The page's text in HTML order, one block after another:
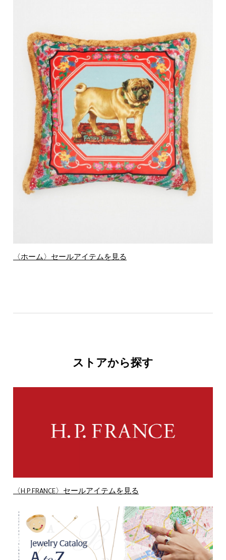
〈ホーム〉セールアイテムを見る
ストアから探す
〈H.P.FRANCE〉セールアイテムを見る